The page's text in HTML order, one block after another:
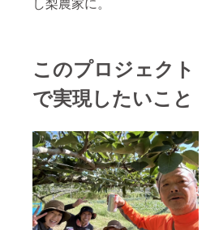
このプロジェクト
で実現したいこと